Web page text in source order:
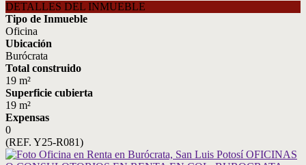
DETALLES DEL INMUEBLE
Tipo de Inmueble
Oficina
Ubicación
Burócrata
Total construido
19 m²
Superficie cubierta
19 m²
Expensas
0
(REF. Y25-R081)